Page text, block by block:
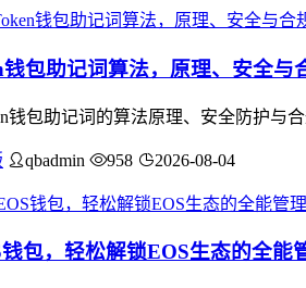
包助记词算法，原理、安全与
钱包助记词的算法原理、安全防护与
qbadmin 958 2026-08-04
包，轻松解锁EOS生态的全能